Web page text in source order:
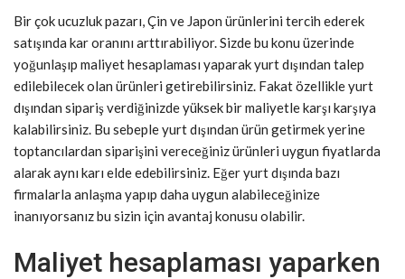
Bir çok ucuzluk pazarı, Çin ve Japon ürünlerini tercih ederek
satışında kar oranını arttırabiliyor. Sizde bu konu üzerinde
yoğunlaşıp maliyet hesaplaması yaparak yurt dışından talep
edilebilecek olan ürünleri getirebilirsiniz. Fakat özellikle yurt
dışından sipariş verdiğinizde yüksek bir maliyetle karşı karşıya
kalabilirsiniz. Bu sebeple yurt dışından ürün getirmek yerine
toptancılardan siparişini vereceğiniz ürünleri uygun fiyatlarda
alarak aynı karı elde edebilirsiniz. Eğer yurt dışında bazı
firmalarla anlaşma yapıp daha uygun alabileceğinize
inanıyorsanız bu sizin için avantaj konusu olabilir.
Maliyet hesaplaması yaparken